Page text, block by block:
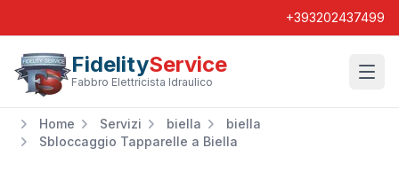
+393202437499
FidelityService
Fabbro Elettricista Idraulico
Home Servizi biella
biella
Sbloccaggio Tapparelle a Biella